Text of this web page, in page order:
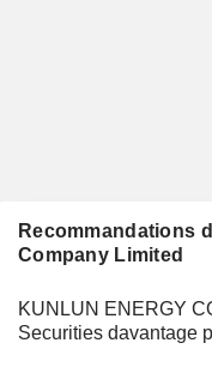
Recommandations
Company Limited
KUNLUN ENERGY
Securities davantage